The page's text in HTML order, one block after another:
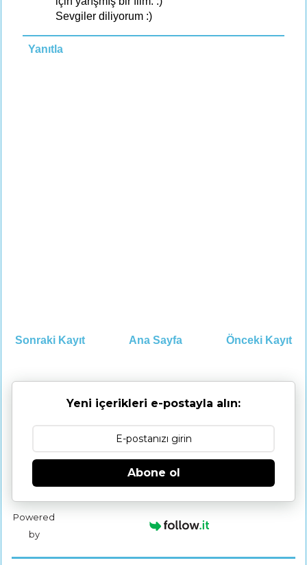
Sevgiler diliyorum :)
Yanıtla
Sonraki Kayıt Önceki Kayıt
Ana Sayfa
Yeni içerikleri e-postayla alın:
Abone ol
Powered
by